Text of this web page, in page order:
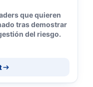
que quieren
tras demostrar
del riesgo.